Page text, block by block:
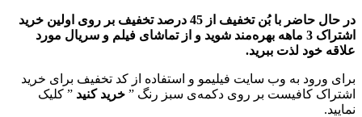
در حال حاضر با بُن تخفیف از 45 درصد تخفیف بر روی اولین خرید
اشتراک 3 ماهه بهره‌مند شوید و از تماشای فیلم و سریال مورد
علاقه خود لذت ببرید.
برای ورود به وب سایت فیلیمو و استفاده از کد تخفیف برای خرید
اشتراک کافیست بر روی دکمه‌ی سبز رنگ ” خرید کنید ” کلیک
نمایید.